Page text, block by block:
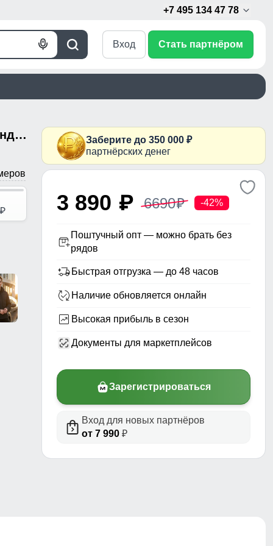
+7 495 134 47 78
Поиск
Голосовой
Вход Стать партнёром
Ветровка мужская софтшелл виндстоппер с капюшоном спортивная синего цвета 9615_1S
p
Заберите до 350 000 ₽
партнёрских денег
3 890 p 6690p -42%
Поштучный опт — можно брать без
рядов
Быстрая отгрузка — до 48 часов
Наличие обновляется онлайн
Высокая прибыль в сезон
Документы для маркетплейсов
Зарегистрироваться
Вход для новых партнёров
от 7 990 ₽